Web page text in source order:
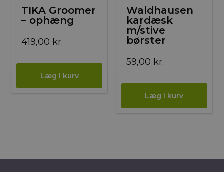
TIKA Groomer
– ophæng
419,00 kr.
Waldhausen
kardæsk
m/stive
børster
59,00 kr.